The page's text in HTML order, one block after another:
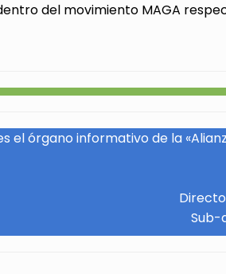
del movimiento MAGA
el órgano informativo de la
Sub-